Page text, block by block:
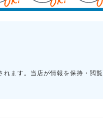
れます。当店が情報を保持・閲覧